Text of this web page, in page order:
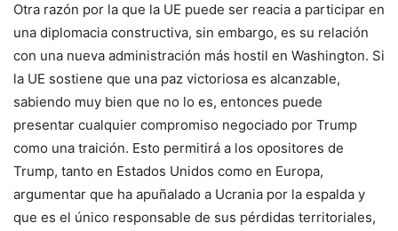
Otra razón por la que la UE puede ser reacia a participar en
una diplomacia constructiva, sin embargo, es su relación
con una nueva administración más hostil en Washington. Si
la UE sostiene que una paz victoriosa es alcanzable,
sabiendo muy bien que no lo es, entonces puede
presentar cualquier compromiso negociado por Trump
como una traición. Esto permitirá a los opositores de
Trump, tanto en Estados Unidos como en Europa,
argumentar que ha apuñalado a Ucrania por la espalda y
que es el único responsable de sus pérdidas territoriales,